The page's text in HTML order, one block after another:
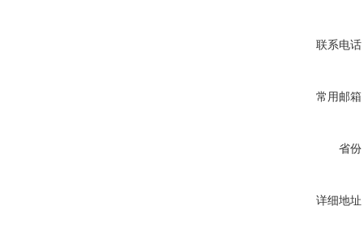
联系电话
常用邮箱
省份
详细地址